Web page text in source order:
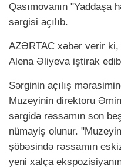
Qasımovanın "Yaddaşa
sərgisi açılıb.
AZƏRTAC xəbər verir
Alena Əliyeva iştirak
Sərginin açılış
Muzeyinin direktoru
sərgidə rəssamın son
nümayiş olunur.
şöbəsində rəssamın
yeni xalça